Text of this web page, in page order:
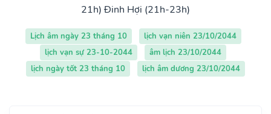
21h) Đinh Hợi (21h-23h)
Lịch âm ngày 23 tháng 10
lịch vạn niên 23/10/2044
lịch vạn sự 23-10-2044
âm lịch 23/10/2044
lịch ngày tốt 23 tháng 10
lịch âm dương 23/10/2044